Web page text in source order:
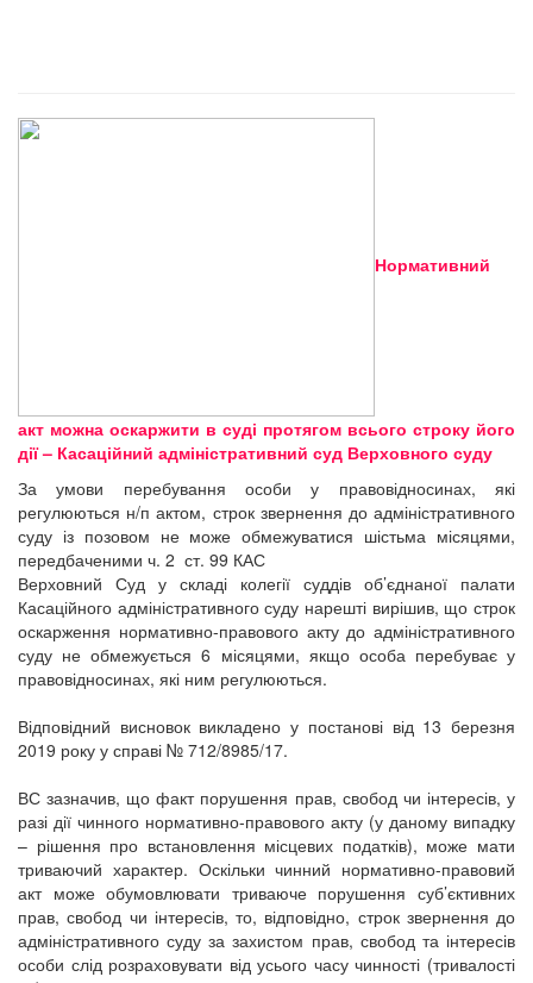
Нормативний
акт можна оскаржити в суді протягом всього строку його
дії – Касаційний адміністративний суд Верховного суду
За умови перебування особи у правовідносинах, які
регулюються н/п актом, строк звернення до адміністративного
суду із позовом не може обмежуватися шістьма місяцями,
передбаченими ч. 2 ст. 99 КАС
Верховний Суд у складі колегії суддів об’єднаної палати
Касаційного адміністративного суду нарешті вирішив, що строк
оскарження нормативно-правового акту до адміністративного
суду не обмежується 6 місяцями, якщо особа перебуває у
правовідносинах, які ним регулюються.
Відповідний висновок викладено у постанові від 13 березня
2019 року у справі № 712/8985/17.
ВС зазначив, що факт порушення прав, свобод чи інтересів, у
разі дії чинного нормативно-правового акту (у даному випадку
– рішення про встановлення місцевих податків), може мати
триваючий характер. Оскільки чинний нормативно-правовий
акт може обумовлювати триваюче порушення суб’єктивних
прав, свобод чи інтересів, то, відповідно, строк звернення до
адміністративного суду за захистом прав, свобод та інтересів
особи слід розраховувати від усього часу чинності (тривалості